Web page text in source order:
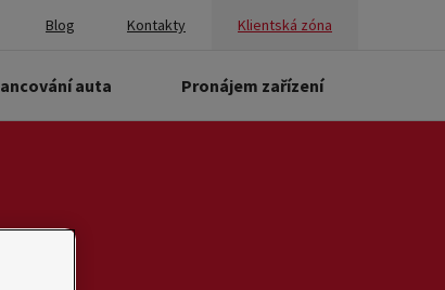
Blog Kontakty Klientská zóna
auta Pronájem zařízení